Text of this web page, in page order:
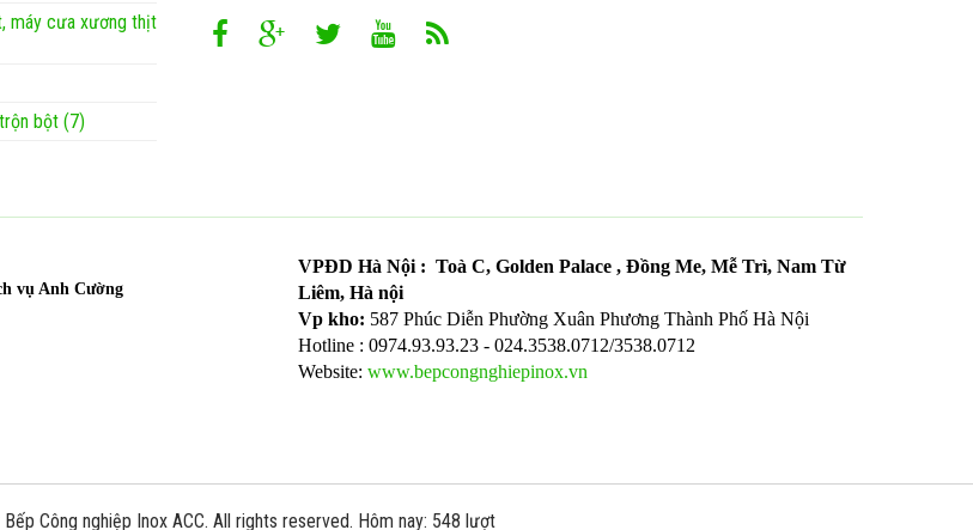
máy cưa xương thịt
bột (7)
vụ Anh Cường
VPĐD Hà Nội : Toà C, Golden Palace , Đồng Me, Mễ Trì, Nam Từ
Liêm, Hà nội
Vp kho: 587 Phúc Diễn Phường Xuân Phương Thành Phố Hà Nội
Hotline : 0974.93.93.23 - 024.3538.0712/3538.0712
Website:www.bepcongnghiepinox.vn
Công nghiệp Inox ACC. All rights reserved. Hôm nay: 548 lượt